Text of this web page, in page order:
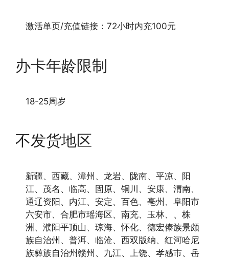
激活单页/充值链接：72小时内充100元
办卡年龄限制
18-25周岁
不发货地区
新疆、西藏、漳州、龙岩、陇南、平凉、阳
江、茂名、临高、固原、铜川、安康、渭南、
通辽资阳、内江、安定、百色、亳州、阜阳市
六安市、合肥市瑶海区、南充、玉林、、株
洲、濮阳平顶山、琼海、怀化、德宏傣族景颇
族自治州、普洱、临沧、西双版纳、红河哈尼
族彝族自治州赣州、九江、上饶、孝感市、岳